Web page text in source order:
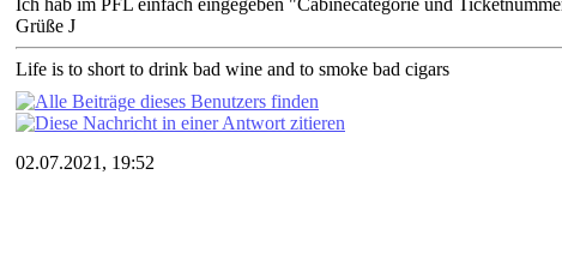
Ich hab im PFL einfach eingegeben "Cabinecategorie und
Grüße J
Life is to short to drink bad wine and to smoke bad cigars
02.07.2021, 19:52